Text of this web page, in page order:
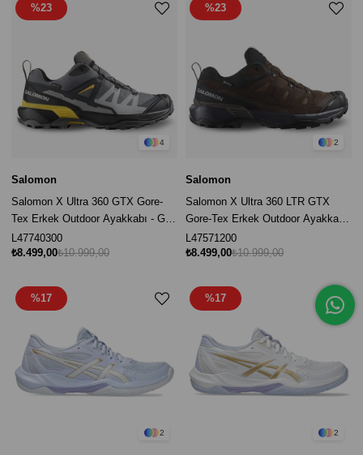
4
Salomon
Salomon X Ultra 360 GTX Gore-
Tex Erkek Outdoor Ayakkabı - Gri /
Siyah
L47740300
₺8.499,00₺10.999,00
%23
2
Salomon
Salomon X Ultra 360 LTR GTX
Gore-Tex Erkek Outdoor Ayakkabı
- Kahverengi / Siyah
L47571200
₺8.499,00₺10.999,00
%23
2
%17
2
%17